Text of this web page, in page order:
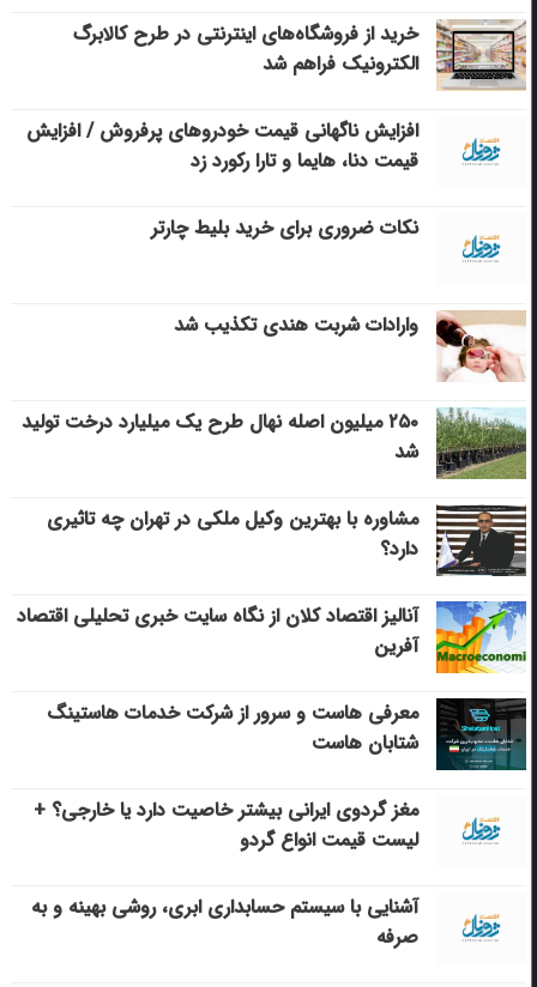
خرید از فروشگاه‌های اینترنتی در طرح کالابرگ
الکترونیک فراهم شد
افزایش ناگهانی قیمت خودروهای پرفروش / افزایش
قیمت دنا، هایما و تارا رکورد زد
نکات ضروری برای خرید بلیط چارتر
وارادات شربت هندی تکذیب شد
۲۵۰ میلیون اصله نهال طرح یک میلیارد درخت تولید
شد
مشاوره با بهترین وکیل ملکی در تهران چه تاثیری
دارد؟
آنالیز اقتصاد کلان از نگاه سایت خبری تحلیلی اقتصاد
آفرین
معرفی هاست و سرور از شرکت خدمات هاستینگ
شتابان هاست
مغز گردوی ایرانی بیشتر خاصیت دارد یا خارجی؟ +
لیست قیمت انواع گردو
آشنایی با سیستم حسابداری ابری، روشی بهینه و به
صرفه